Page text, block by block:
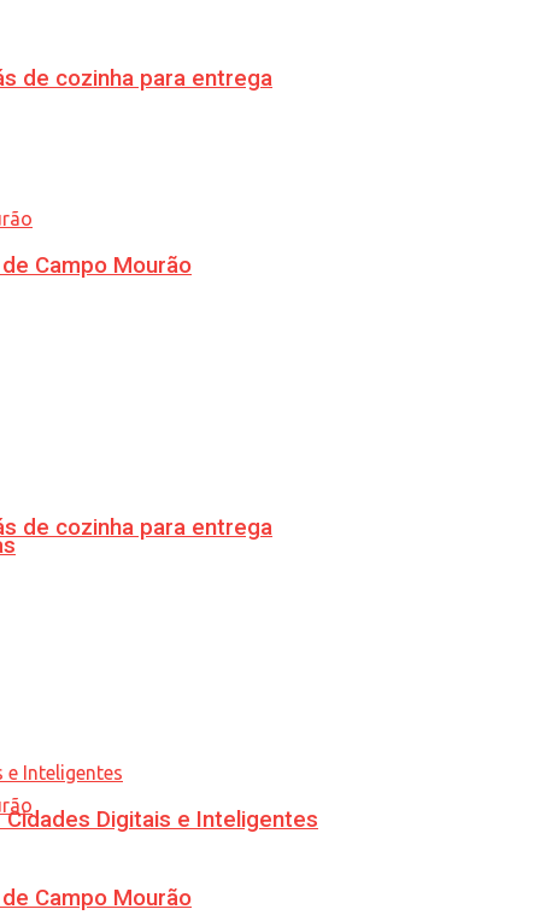
de cozinha para entrega
Campo Mourão
de cozinha para entrega
Campo Mourão
Digitais e Inteligentes